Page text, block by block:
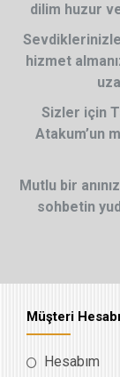
dilim huzur
hizmet
Sizler için
Atakum’un
Mutlu bir
sohbetin
Müşteri Hesabı
Hesabım